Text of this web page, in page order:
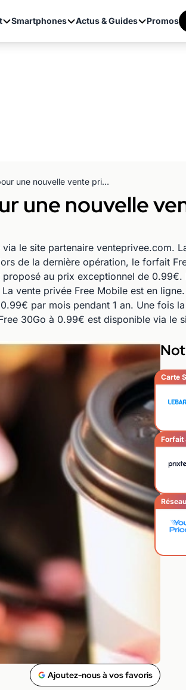
Smartphones Actus & Guides Promos
Rendez-vous ce soir 19h pour une nouvelle vente privée Free Mobile
une nouvelle
le site partenaire venteprivee.com.
de la dernière opération, le forfait
au prix exceptionnel de
vente privée Free Mobile est en
par mois pendant 1 an. Une fois
30Go à 0.99€ est disponible via le
Ajoutez-nous à vos favoris
Carte
Forfait